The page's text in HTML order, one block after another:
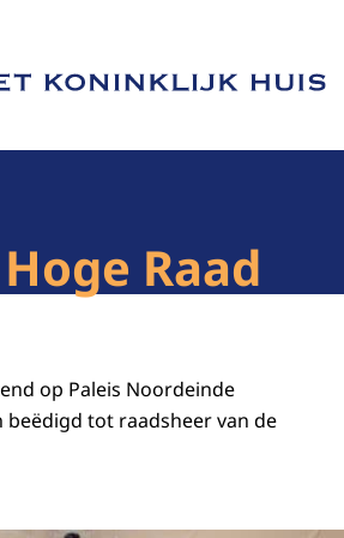
Het Koninklijk Huis
Raad
op Paleis Noordeinde
beëdigd tot raadsheer van de